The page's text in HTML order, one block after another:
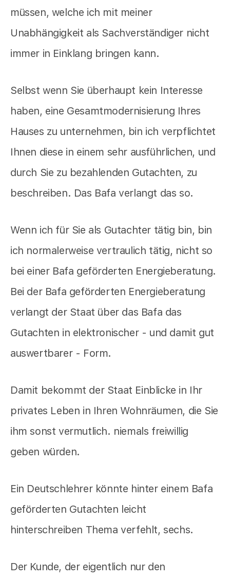
müssen, welche ich mit meiner
Unabhängigkeit als Sachverständiger nicht
immer in Einklang bringen kann.
Selbst wenn Sie überhaupt kein Interesse
haben, eine Gesamtmodernisierung Ihres
Hauses zu unternehmen, bin ich verpflichtet
Ihnen diese in einem sehr ausführlichen, und
durch Sie zu bezahlenden Gutachten, zu
beschreiben. Das Bafa verlangt das so.
Wenn ich für Sie als Gutachter tätig bin, bin
ich normalerweise vertraulich tätig, nicht so
bei einer Bafa geförderten Energieberatung.
Bei der Bafa geförderten Energieberatung
verlangt der Staat über das Bafa das
Gutachten in elektronischer - und damit gut
auswertbarer - Form.
Damit bekommt der Staat Einblicke in Ihr
privates Leben in Ihren Wohnräumen, die Sie
ihm sonst vermutlich. niemals freiwillig
geben würden.
Ein Deutschlehrer könnte hinter einem Bafa
geförderten Gutachten leicht
hinterschreiben Thema verfehlt, sechs.
Der Kunde, der eigentlich nur den